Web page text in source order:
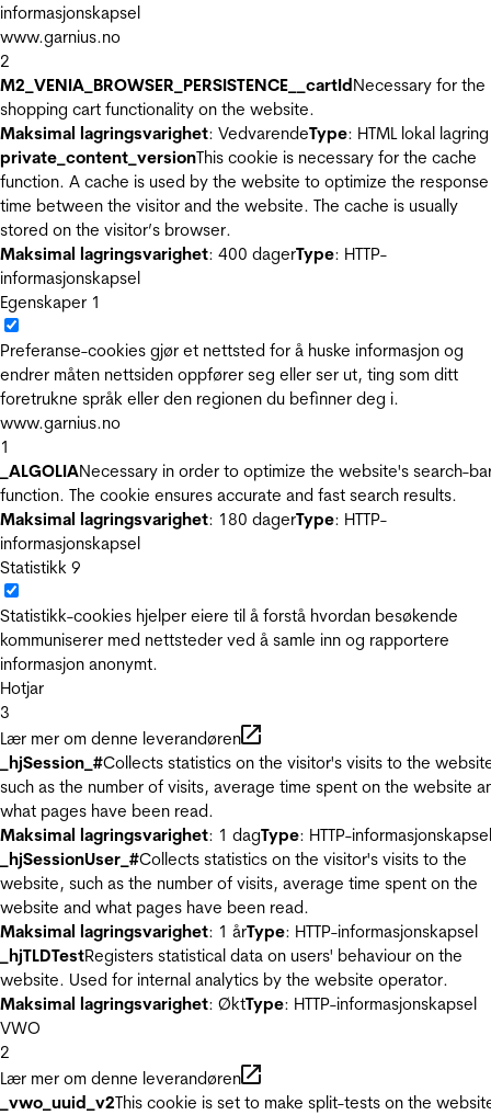
informasjonskapsel
www.garnius.no
2
M2_VENIA_BROWSER_PERSISTENCE__cartIdNecessary for the
shopping cart functionality on the website.
Maksimal lagringsvarighet: VedvarendeType: HTML lokal lagring
private_content_versionThis cookie is necessary for the cache
function. A cache is used by the website to optimize the response
time between the visitor and the website. The cache is usually
stored on the visitor’s browser.
Maksimal lagringsvarighet: 400 dagerType: HTTP-
informasjonskapsel
Egenskaper 1
Preferanse-cookies gjør et nettsted for å huske informasjon og
endrer måten nettsiden oppfører seg eller ser ut, ting som ditt
foretrukne språk eller den regionen du befinner deg i.
www.garnius.no
1
_ALGOLIANecessary in order to optimize the website's search-
function. The cookie ensures accurate and fast search results.
Maksimal lagringsvarighet: 180 dagerType: HTTP-
informasjonskapsel
Statistikk 9
Statistikk-cookies hjelper eiere til å forstå hvordan besøkende
kommuniserer med nettsteder ved å samle inn og rapportere
informasjon anonymt.
Hotjar
3
Lær mer om denne leverandøren
_hjSession_#Collects statistics on the visitor's visits to the
such as the number of visits, average time spent on the website
what pages have been read.
Maksimal lagringsvarighet: 1 dagType: HTTP-informasjonskapsel
_hjSessionUser_#Collects statistics on the visitor's visits to the
website, such as the number of visits, average time spent on the
website and what pages have been read.
Maksimal lagringsvarighet: 1 årType: HTTP-informasjonskapsel
_hjTLDTestRegisters statistical data on users' behaviour on the
website. Used for internal analytics by the website operator.
Maksimal lagringsvarighet: ØktType: HTTP-informasjonskapsel
VWO
2
Lær mer om denne leverandøren
_vwo_uuid_v2This cookie is set to make split-tests on the